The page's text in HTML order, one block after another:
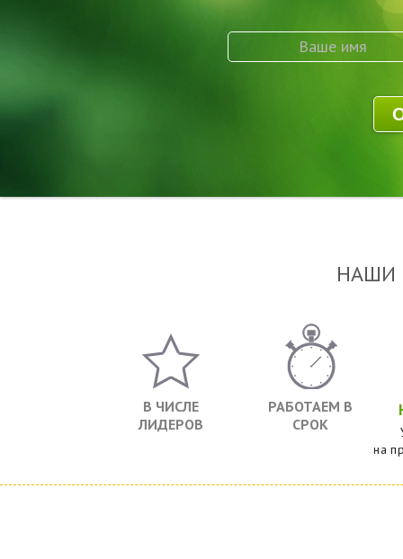
НАШИ
В ЧИСЛЕ
ЛИДЕРОВ
РАБОТАЕМ В
СРОК
на